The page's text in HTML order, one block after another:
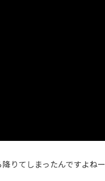
りてしまったんですよねー